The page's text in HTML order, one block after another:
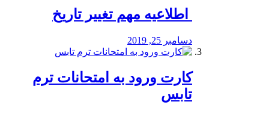
️ اطلاعیه مهم تغییر تاریخ
دسامبر 25, 2019
کارت ورود به امتحانات ترم
تابس